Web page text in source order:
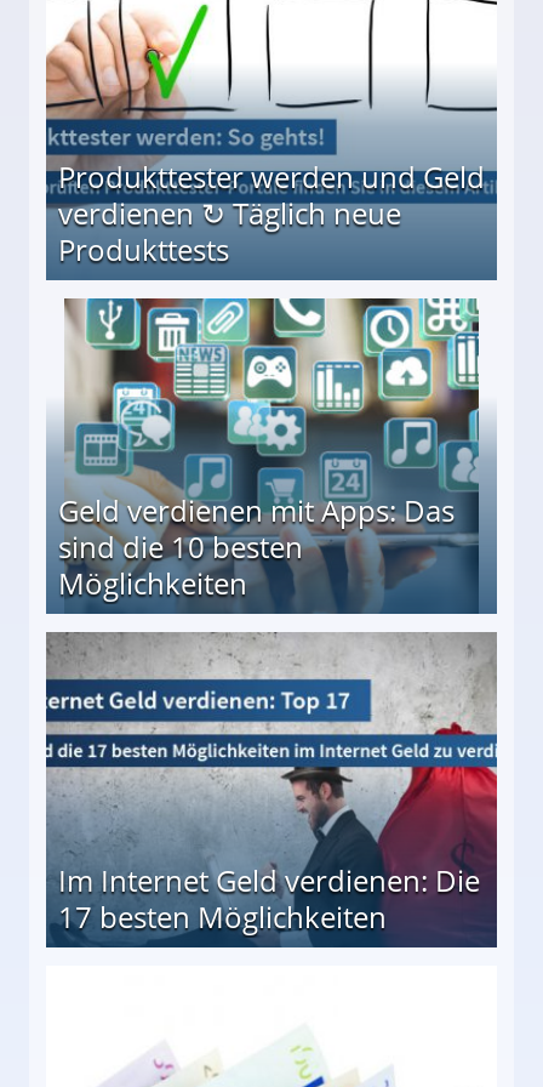
Produkttester werden und Geld
verdienen ↻ Täglich neue
Produkttests
↻ Täglich neue Produkttests
Geld verdienen mit Apps: Das
sind die 10 besten
Möglichkeiten
besten Möglichkeiten
Im Internet Geld verdienen: Die
17 besten Möglichkeiten